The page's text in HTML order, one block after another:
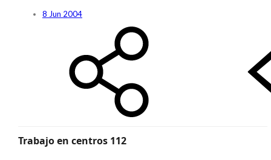
8 Jun 2004
Trabajo en centros 112